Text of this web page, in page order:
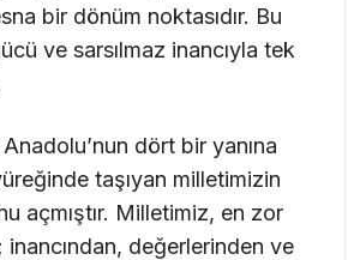
bir dönüm noktasıdır. Bu
ve sarsılmaz inancıyla tek
dört bir yanına
taşıyan milletimizin
açmıştır. Milletimiz, en zor
değerlerinden ve